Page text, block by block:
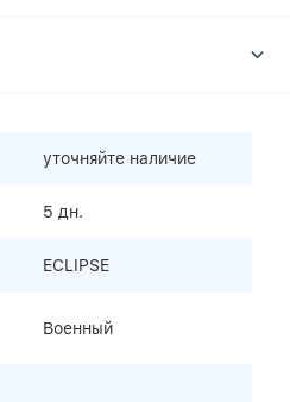
уточняйте наличие
5 дн.
ECLIPSE
Военный